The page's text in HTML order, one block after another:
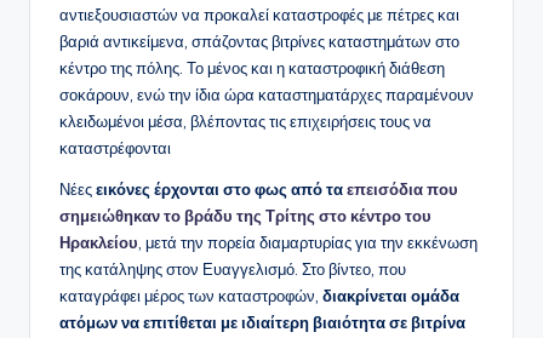
αντιεξουσιαστών να προκαλεί καταστροφές με πέτρες και
βαριά αντικείμενα, σπάζοντας βιτρίνες καταστημάτων στο
κέντρο της πόλης. Το μένος και η καταστροφική διάθεση
σοκάρουν, ενώ την ίδια ώρα καταστηματάρχες παραμένουν
κλειδωμένοι μέσα, βλέποντας τις επιχειρήσεις τους να
καταστρέφονται
Νέεςεικόνες έρχονται στο φως από ταεπεισόδια που
σημειώθηκαν το βράδυ της Τρίτης στο κέντρο του
Ηρακλείου , μετά την πορεία διαμαρτυρίας για την εκκένωση
της κατάληψης στον Ευαγγελισμό. Στο βίντεο, που
καταγράφει μέρος των καταστροφών, διακρίνεται ομάδα
ατόμων να επιτίθεται με ιδιαίτερη βιαιότητα σε βιτρίνα